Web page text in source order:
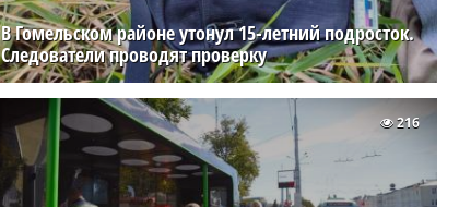
В Гомельском районе утонул 15-летний подросток.
Следователи проводят проверку
216